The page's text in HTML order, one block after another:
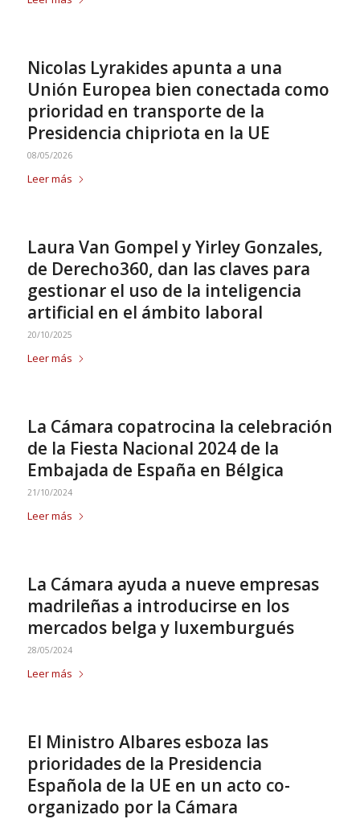
Nicolas Lyrakides apunta a una
Unión Europea bien conectada como
prioridad en transporte de la
Presidencia chipriota en la UE
08/05/2026
Leer más
Laura Van Gompel y Yirley Gonzales,
de Derecho360, dan las claves para
gestionar el uso de la inteligencia
artificial en el ámbito laboral
20/10/2025
Leer más
La Cámara copatrocina la celebración
de la Fiesta Nacional 2024 de la
Embajada de España en Bélgica
21/10/2024
Leer más
La Cámara ayuda a nueve empresas
madrileñas a introducirse en los
mercados belga y luxemburgués
28/05/2024
Leer más
El Ministro Albares esboza las
prioridades de la Presidencia
Española de la UE en un acto co-
organizado por la Cámara